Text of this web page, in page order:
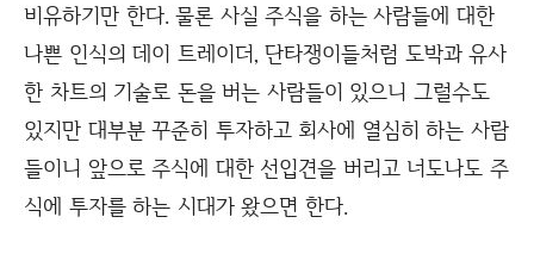
비유하기만 한다. 물론 사실 주식을 하는 사람들에 대한
나쁜 인식의 데이 트레이더, 단타쟁이들처럼 도박과 유사
한 차트의 기술로 돈을 버는 사람들이 있으니 그럴수도
있지만 대부분 꾸준히 투자하고 회사에 열심히 하는 사람
들이니 앞으로 주식에 대한 선입견을 버리고 너도나도 주
식에 투자를 하는 시대가 왔으면 한다.